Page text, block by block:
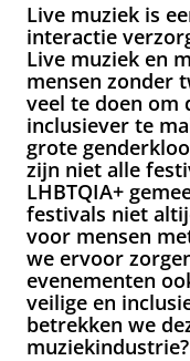
Live muziek is
interactie
Live muziek en
mensen zonder
veel te doen om
inclusiever te
grote
zijn niet alle
LHBTQIA+
festivals niet
voor mensen
we ervoor
evenementen
veilige en
betrekken we
muziekindustrie?